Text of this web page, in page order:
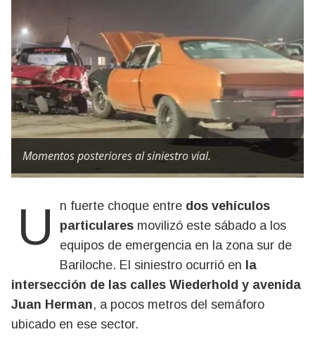
Momentos posteriores al siniestro vial.
Un fuerte choque entre dos vehículos
particulares movilizó este sábado a los
equipos de emergencia en la zona sur de
Bariloche. El siniestro ocurrió en la
intersección de las calles Wiederhold y avenida
Juan Herman, a pocos metros del semáforo
ubicado en ese sector.